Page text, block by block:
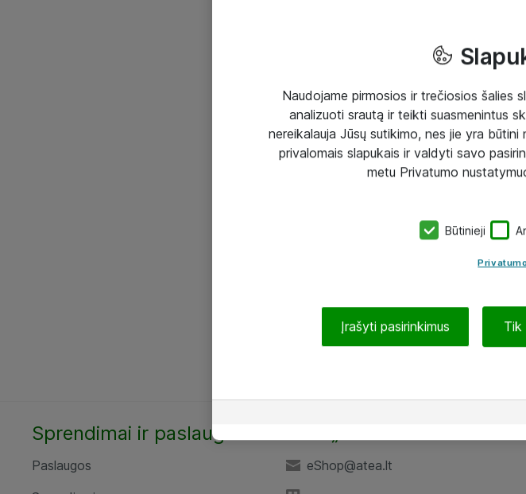
Sprendimai ir paslaugos
Paslaugos
eShop@atea.lt
Naudojame pirmosios ir trečiosios šalies
analizuoti srautą ir teikti suasmenintus
nereikalauja Jūsų sutikimo, nes jie yra
privalomais slapukais ir valdyti savo
metu Privatumo
Būtinieji
Įrašyti pasirinkimus Tik